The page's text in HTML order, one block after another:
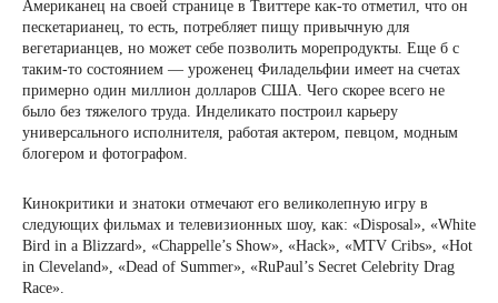
Американец на своей странице в Твиттере как-то отметил, что он
пескетарианец, то есть, потребляет пищу привычную для
вегетарианцев, но может себе позволить морепродукты. Еще б с
таким-то состоянием — уроженец Филадельфии имеет на счетах
примерно один миллион долларов США. Чего скорее всего не
было без тяжелого труда. Инделикато построил карьеру
универсального исполнителя, работая актером, певцом, модным
блогером и фотографом.
Кинокритики и знатоки отмечают его великолепную игру в
следующих фильмах и телевизионных шоу, как: «Disposal», «White
Bird in a Blizzard», «Chappelle’s Show», «Hack», «MTV Cribs», «Hot
in Cleveland», «Dead of Summer», «RuPaul’s Secret Celebrity Drag
Race».